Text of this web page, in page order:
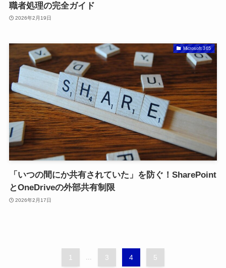
職者処理の完全ガイド
2026年2月19日
Microsoft 365
「いつの間にか共有されていた」を防ぐ！SharePoint
とOneDriveの外部共有制限
2026年2月17日
1 ... 3 4 5